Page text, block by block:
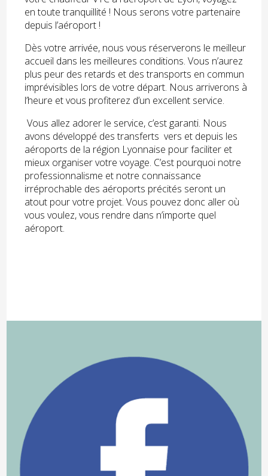
en toute tranquillité ! Nous serons votre partenaire
depuis l’aéroport !
Dès votre arrivée, nous vous réserverons le meilleur
accueil dans les meilleures conditions. Vous n’aurez
plus peur des retards et des transports en commun
imprévisibles lors de votre départ. Nous arriverons à
l’heure et vous profiterez d’un excellent service.
Vous allez adorer le service, c’est garanti. Nous
avons développé des transferts vers et depuis les
aéroports de la région Lyonnaise pour faciliter et
mieux organiser votre voyage. C’est pourquoi notre
professionnalisme et notre connaissance
irréprochable des aéroports précités seront un
atout pour votre projet. Vous pouvez donc aller où
vous voulez, vous rendre dans n’importe quel
aéroport.